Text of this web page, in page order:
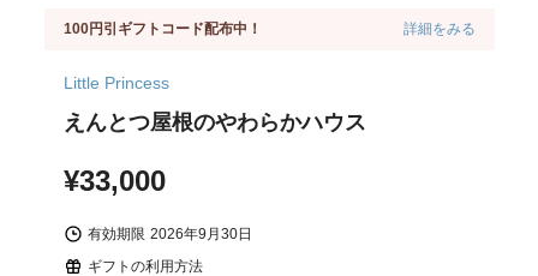
100円引ギフトコード配布中！ 詳細をみる
Little Princess
えんとつ屋根のやわらかハウス
¥33,000
有効期限 2026年9月30日
ギフトの利用方法